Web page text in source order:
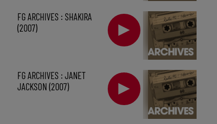
FG ARCHIVES : SHAKIRA
(2007)
FG ARCHIVES : JANET
JACKSON (2007)